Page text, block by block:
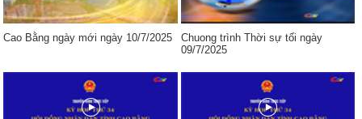
Cao Bằng ngày mới ngày 10/7/2025
Chuong trình Thời sự tối ngày
09/7/2025